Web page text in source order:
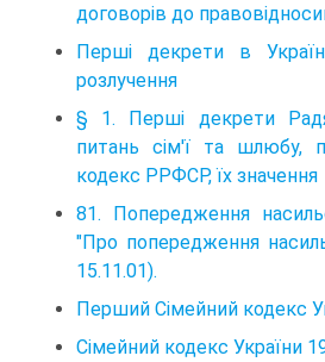
договорів до
Перші декрети в
розлучення
§ 1. Перші декрети
питань сім'ї та шлюбу,
кодекс РРФСР, їх значення
81. Попередження
"Про попередження
15.11.01).
Перший Сімейний кодекс
Сімейний кодекс України